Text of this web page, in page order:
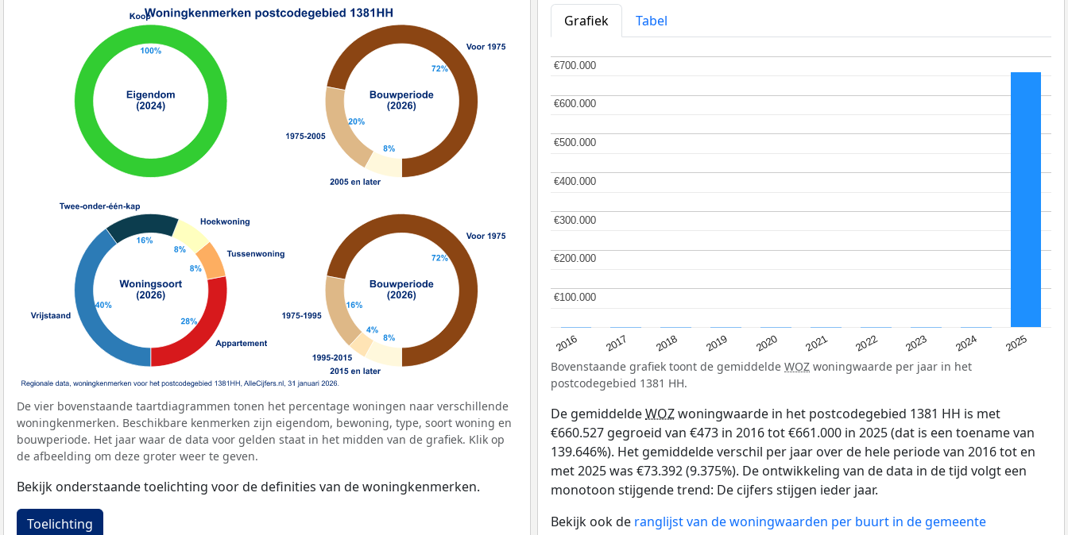
De vier bovenstaande taartdiagrammen tonen het percentage woningen naar verschillende
woningkenmerken. Beschikbare kenmerken zijn eigendom, bewoning, type, soort woning en
bouwperiode. Het jaar waar de data voor gelden staat in het midden van de grafiek. Klik op
de afbeelding om deze groter weer te geven.
Bekijk onderstaande toelichting voor de definities van de woningkenmerken.
Toelichting
Grafiek
Tabel
2016 2017 2018 2019 2020 2021 2022 2023 2024 2025
€100.000
€100.000
€200.000
€200.000
€300.000
€300.000
€400.000
€400.000
€500.000
€500.000
€600.000
€600.000
€700.000
€700.000
Bovenstaande grafiek toont de gemiddelde WOZ woningwaarde per jaar in het
postcodegebied 1381 HH.
De gemiddeldeWOZwoningwaarde in het postcodegebied 1381 HH is met
€660.527 gegroeid van €473 in 2016 tot €661.000 in 2025 (dat is een toename van
139.646%). Het gemiddelde verschil per jaar over de hele periode van 2016 tot en
met 2025 was €73.392 (9.375%). De ontwikkeling van de data in de tijd volgt een
monotoon stijgende trend: De cijfers stijgen ieder jaar.
Bekijk ook de ranglijst van de woningwaarden per buurt in de gemeente